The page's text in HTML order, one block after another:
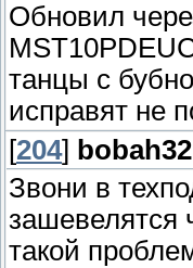
Обновил
танцы с
исправят не
[204] bobah32
Звони в
зашевелятся
такой